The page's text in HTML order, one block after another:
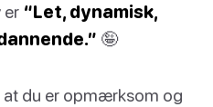
er “Let, dynamisk,
🤪
at du er opmærksom og